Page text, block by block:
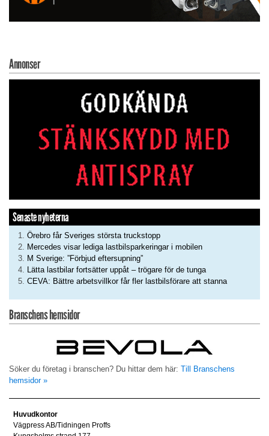
Annonser
Senaste nyheterna
Örebro får Sveriges största truckstopp
Mercedes visar lediga lastbilsparkeringar i mobilen
M Sverige: ”Förbjud eftersupning”
Lätta lastbilar fortsätter uppåt – trögare för de tunga
CEVA: Bättre arbetsvillkor får fler lastbilsförare att stanna
Branschens hemsidor
Söker du företag i branschen? Du hittar dem här: Till Branschens
hemsidor »
Huvudkontor
Vägpress AB/Tidningen Proffs